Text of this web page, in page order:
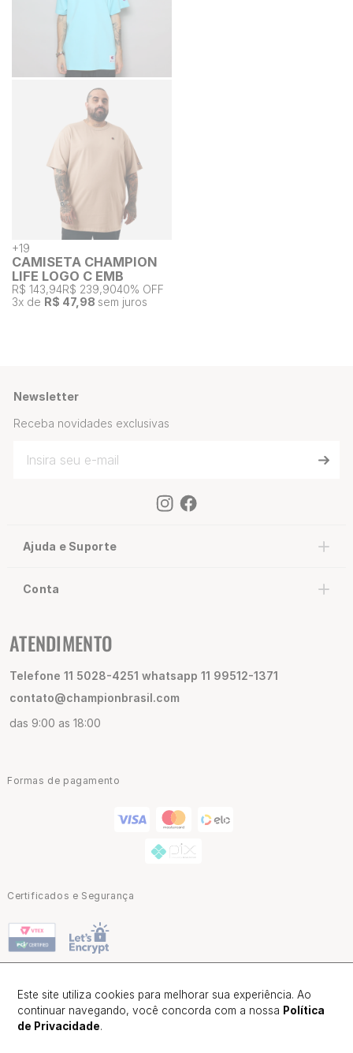
+19
CAMISETA CHAMPION
LIFE LOGO C EMB
R$ 143,94R$ 239,9040% OFF
3x de R$ 47,98 sem juros
Newsletter
Receba novidades exclusivas
Ajuda e Suporte
Conta
ATENDIMENTO
Telefone 11 5028-4251 whatsapp 11 99512-1371
contato@championbrasil.com
das 9:00 as 18:00
Formas de pagamento
Certificados e Segurança
Champion Brasil | CNPJ: 02.047.418/0001-80 |Alameda Barão de
Piracicaba 601 - São Paulo - SP, Brasil | CEP: 01125-001
Este site utiliza cookies para melhorar sua experiência. Ao
continuar navegando, você concorda com a nossa Política
de Privacidade.